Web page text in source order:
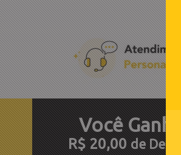
Você
R$ 20,00de